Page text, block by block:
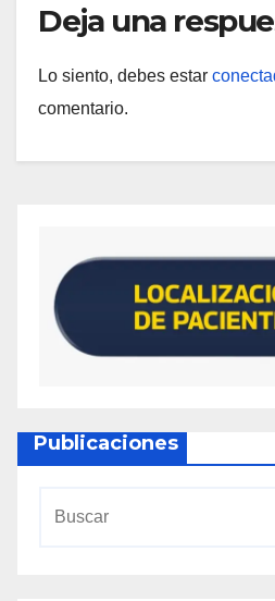
Deja una
Lo siento, debes estar
comentario.
Publicaciones